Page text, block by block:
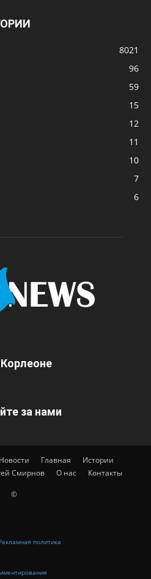
8021
96
59
15
12
11
10
7
6
за нами
Новости Главная
Истории
Смирнов О нас Контакты
©
политика